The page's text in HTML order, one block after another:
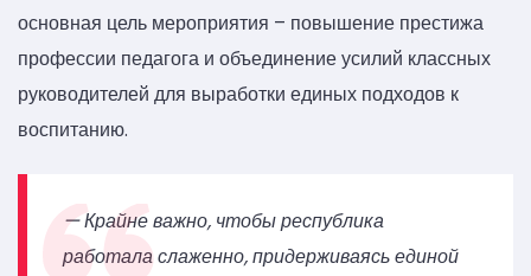
основная цель мероприятия – повышение престижа
профессии педагога и объединение усилий классных
руководителей для выработки единых подходов к
воспитанию.
— Крайне важно, чтобы республика
работала слаженно, придерживаясь единой